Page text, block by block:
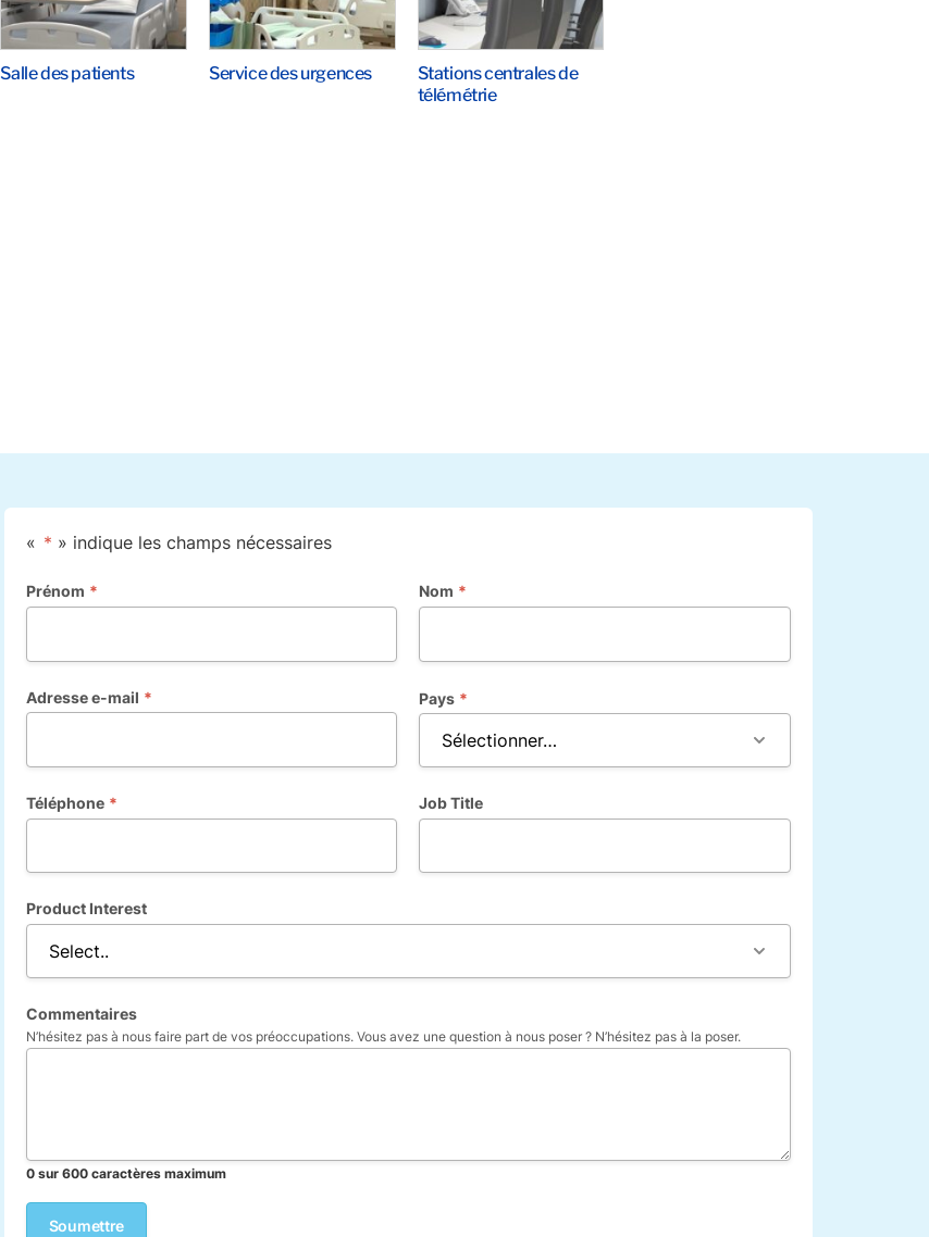
Salle des patients Service des urgences
Stations centrales de
télémétrie
« * » indique les champs nécessaires
Ce champ n’est utilisé qu’à des fins de validation et devrait rester inchangé.
Prénom * Nom *
Adresse e-mail * Pays *
Téléphone * Job Title
Product Interest
Commentaires
N’hésitez pas à nous faire part de vos préoccupations. Vous avez une question à nous poser ? N’hésitez pas à la poser.
0 sur 600 caractères maximum